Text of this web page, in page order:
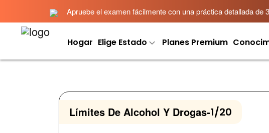
Apruebe el examen fácilmente con una práctica detallada
Hogar Elige Estado Planes Premium
Límites De Alcohol Y Drogas-1/20